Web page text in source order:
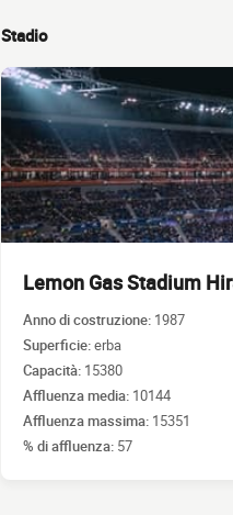
Stadio
Lemon Gas Stadium
Anno di costruzione: 1987
Superficie:erba
Capacità: 15380
Affluenza media: 10144
Affluenza massima: 15351
% di affluenza: 57